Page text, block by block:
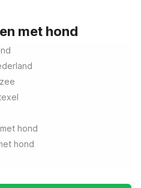
met hond
hond
hond